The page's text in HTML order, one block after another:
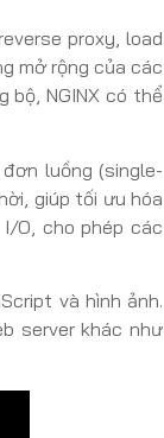
proxy, load
mở rộng của các
bộ, NGINX có thể
luồng (single-
giúp tối ưu hóa
O, cho phép các
và hình ảnh.
server khác như